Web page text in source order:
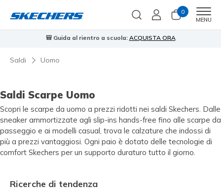
0
MENU
🎒 Guida al rientro a scuola: ACQUISTA ORA
Saldi Uomo
Saldi Scarpe Uomo
Scopri le scarpe da uomo a prezzi ridotti nei saldi Skechers. Dalle
sneaker ammortizzate agli slip-ins hands-free fino alle scarpe da
passeggio e ai modelli casual, trova le calzature che indossi di
più a prezzi vantaggiosi. Ogni paio è dotato delle tecnologie di
comfort Skechers per un supporto duraturo tutto il giorno.
Ricerche di tendenza